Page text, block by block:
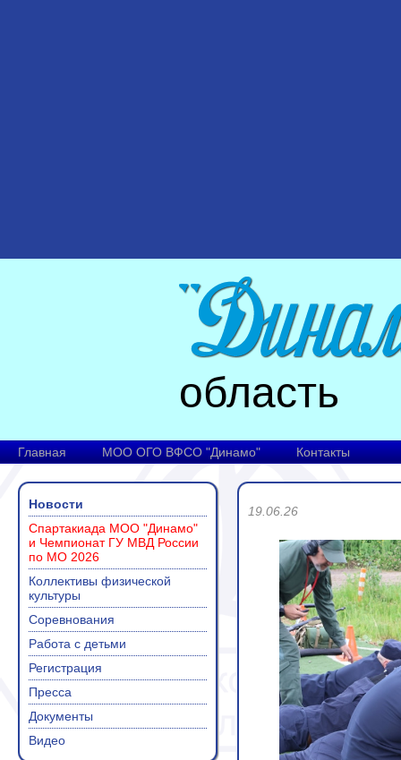
область
Главная МОО ОГО ВФСО "Динамо" Контакты
Новости
Спартакиада МОО "Динамо"
и Чемпионат ГУ МВД России
по МО 2026
Коллективы физической
культуры
Соревнования
Работа с детьми
Регистрация
Пресса
Документы
Видео
19.06.26